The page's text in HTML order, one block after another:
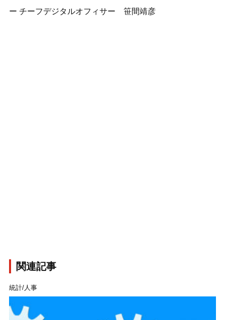
ー チーフデジタルオフィサー 笹間靖彦
関連記事
統計/人事